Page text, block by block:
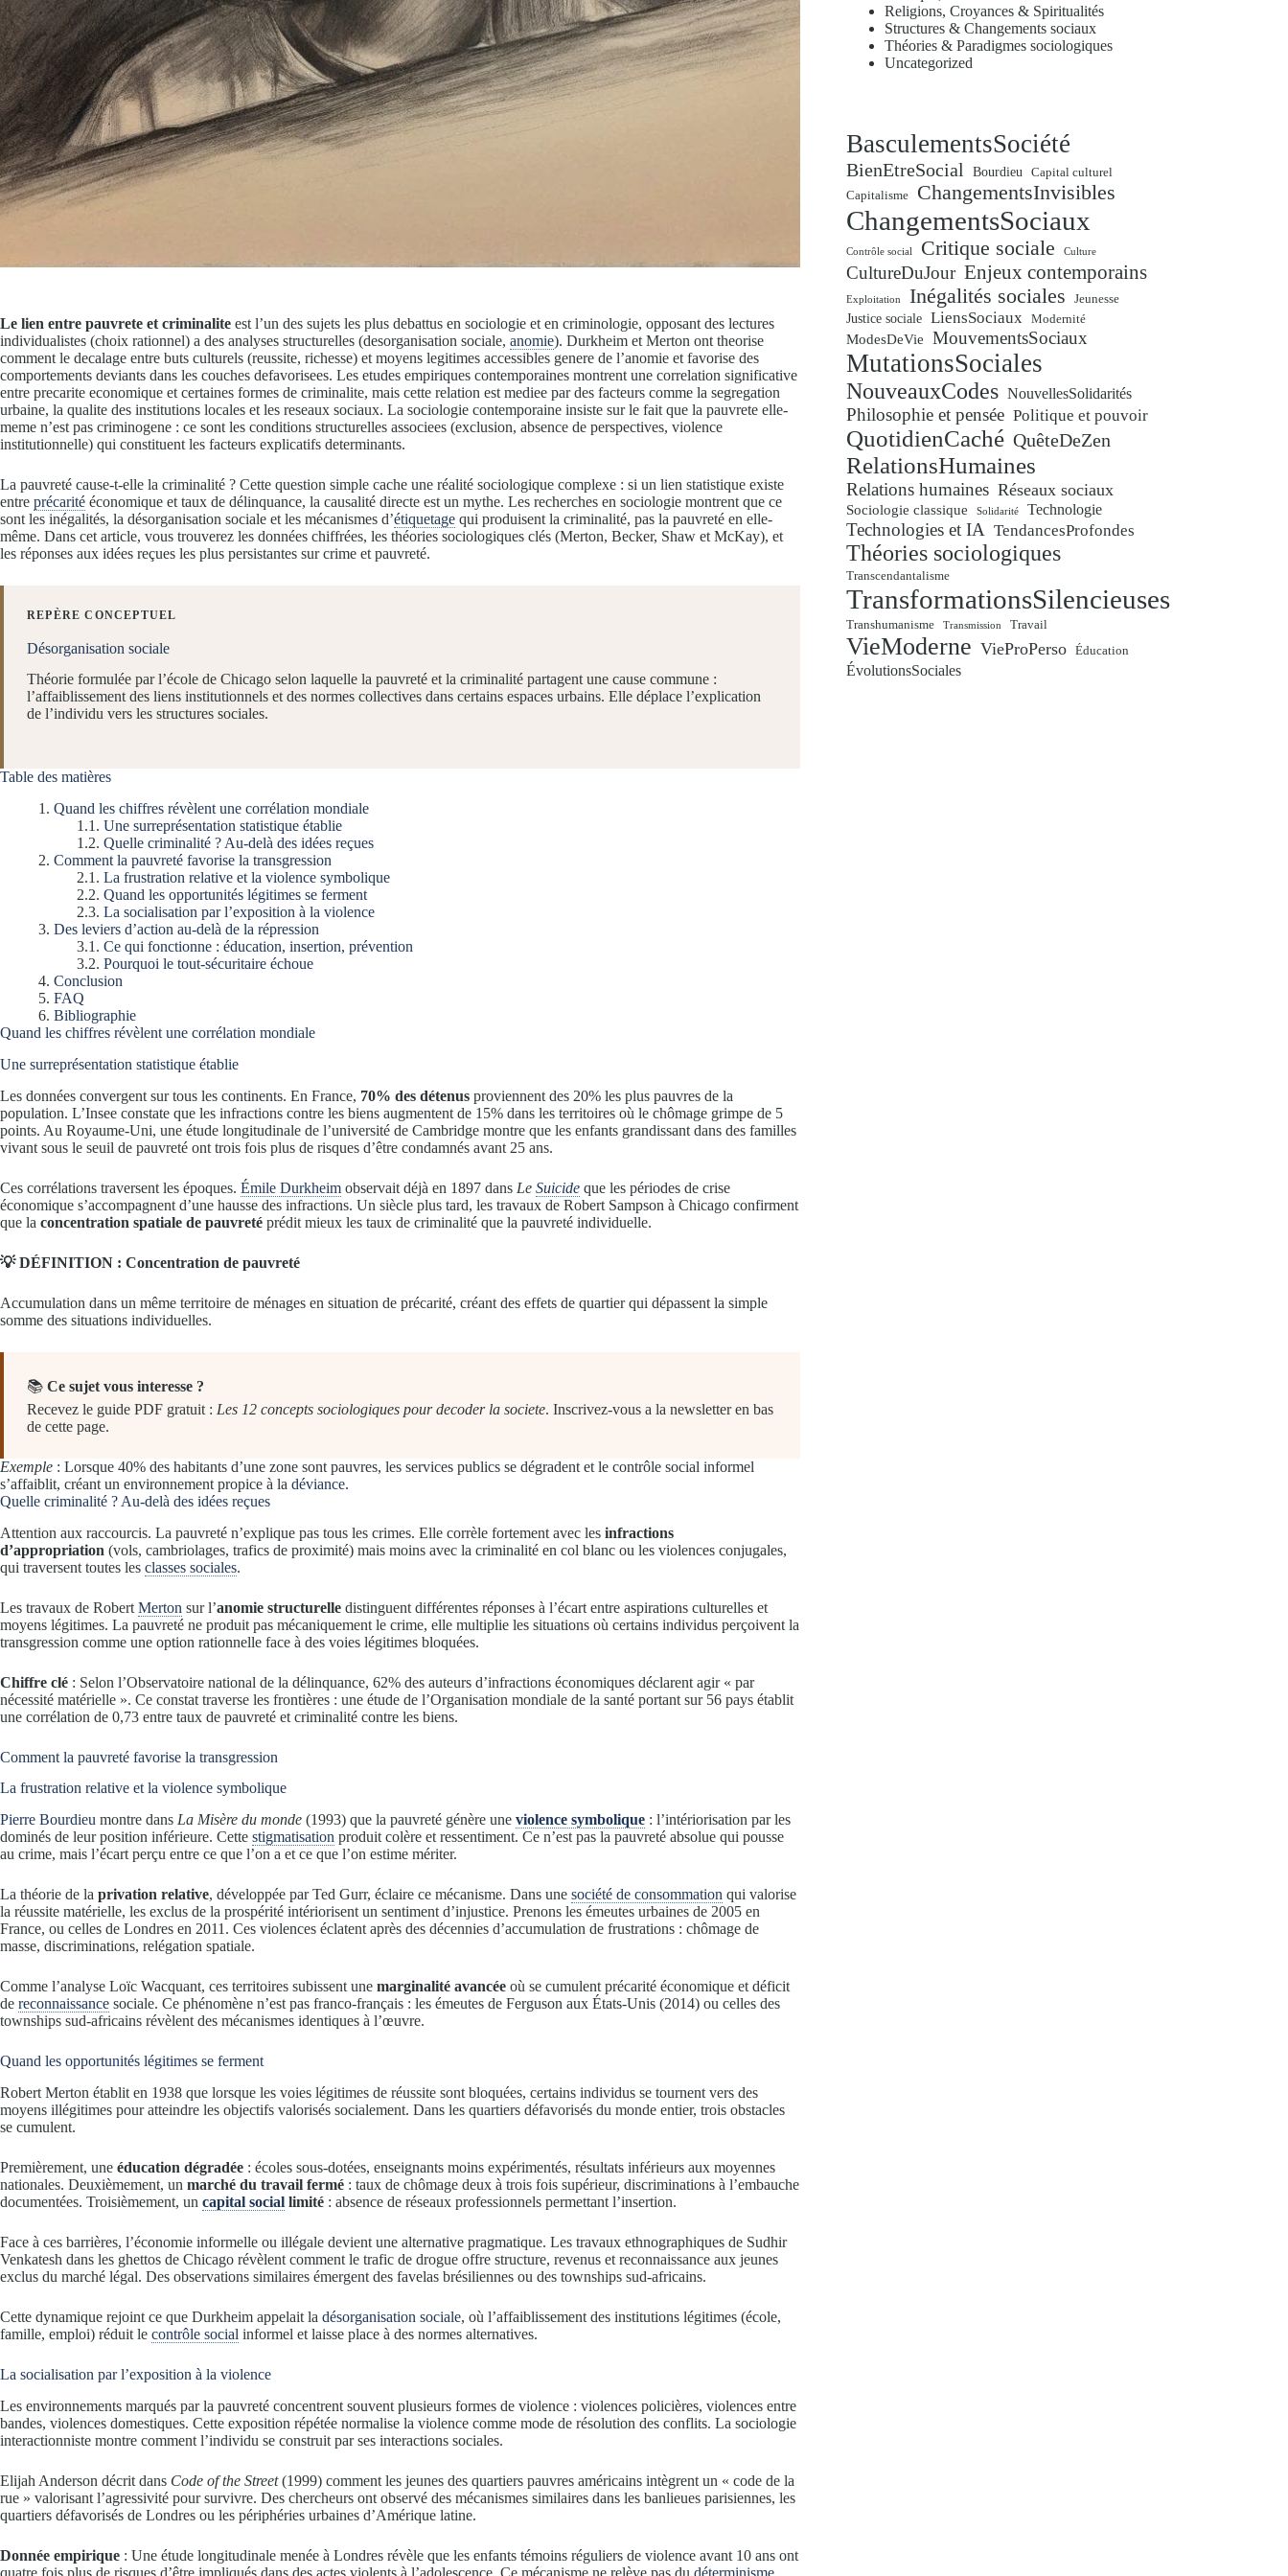
Le lien entre pauvrete et criminalite est l’un des sujets les plus debattus en sociologie et en criminologie, opposant des lectures
individualistes (choix rationnel) a des analyses structurelles (desorganisation sociale, anomie). Durkheim et Merton ont theorise
comment le decalage entre buts culturels (reussite, richesse) et moyens legitimes accessibles genere de l’anomie et favorise des
comportements deviants dans les couches defavorisees. Les etudes empiriques contemporaines montrent une correlation significative
entre precarite economique et certaines formes de criminalite, mais cette relation est mediee par des facteurs comme la segregation
urbaine, la qualite des institutions locales et les reseaux sociaux. La sociologie contemporaine insiste sur le fait que la pauvrete elle-
meme n’est pas criminogene : ce sont les conditions structurelles associees (exclusion, absence de perspectives, violence
institutionnelle) qui constituent les facteurs explicatifs determinants.
La pauvreté cause-t-elle la criminalité ? Cette question simple cache une réalité sociologique complexe : si un lien statistique existe
entre précarité économique et taux de délinquance, la causalité directe est un mythe. Les recherches en sociologie montrent que ce
sont les inégalités, la désorganisation sociale et les mécanismes d’étiquetage qui produisent la criminalité, pas la pauvreté en elle-
même. Dans cet article, vous trouverez les données chiffrées, les théories sociologiques clés (Merton, Becker, Shaw et McKay), et
les réponses aux idées reçues les plus persistantes sur crime et pauvreté.
REPÈRE CONCEPTUEL
Désorganisation sociale
Théorie formulée par l’école de Chicago selon laquelle la pauvreté et la criminalité partagent une cause commune :
l’affaiblissement des liens institutionnels et des normes collectives dans certains espaces urbains. Elle déplace l’explication
de l’individu vers les structures sociales.
Table des matières
Quand les chiffres révèlent une corrélation mondiale
Une surreprésentation statistique établie
Quelle criminalité ? Au-delà des idées reçues
Comment la pauvreté favorise la transgression
La frustration relative et la violence symbolique
Quand les opportunités légitimes se ferment
La socialisation par l’exposition à la violence
Des leviers d’action au-delà de la répression
Ce qui fonctionne : éducation, insertion, prévention
Pourquoi le tout-sécuritaire échoue
Conclusion
FAQ
Bibliographie
Quand les chiffres révèlent une corrélation mondiale
Une surreprésentation statistique établie
Les données convergent sur tous les continents. En France, 70% des détenus proviennent des 20% les plus pauvres de la
population. L’Insee constate que les infractions contre les biens augmentent de 15% dans les territoires où le chômage grimpe de 5
points. Au Royaume-Uni, une étude longitudinale de l’université de Cambridge montre que les enfants grandissant dans des familles
vivant sous le seuil de pauvreté ont trois fois plus de risques d’être condamnés avant 25 ans.
Ces corrélations traversent les époques. Émile Durkheim observait déjà en 1897 dans Le Suicide que les périodes de crise
économique s’accompagnent d’une hausse des infractions. Un siècle plus tard, les travaux de Robert Sampson à Chicago confirment
que la concentration spatiale de pauvreté prédit mieux les taux de criminalité que la pauvreté individuelle.
💡 DÉFINITION : Concentration de pauvreté
Accumulation dans un même territoire de ménages en situation de précarité, créant des effets de quartier qui dépassent la simple
somme des situations individuelles.
📚 Ce sujet vous interesse ?
Recevez le guide PDF gratuit : Les 12 concepts sociologiques pour decoder la societe. Inscrivez-vous a la newsletter en bas
de cette page.
Exemple : Lorsque 40% des habitants d’une zone sont pauvres, les services publics se dégradent et le contrôle social informel
s’affaiblit, créant un environnement propice à la déviance.
Quelle criminalité ? Au-delà des idées reçues
Attention aux raccourcis. La pauvreté n’explique pas tous les crimes. Elle corrèle fortement avec les infractions
d’appropriation (vols, cambriolages, trafics de proximité) mais moins avec la criminalité en col blanc ou les violences conjugales,
qui traversent toutes les classes sociales.
Les travaux de Robert Merton sur l’anomie structurelle distinguent différentes réponses à l’écart entre aspirations culturelles et
moyens légitimes. La pauvreté ne produit pas mécaniquement le crime, elle multiplie les situations où certains individus perçoivent la
transgression comme une option rationnelle face à des voies légitimes bloquées.
Chiffre clé : Selon l’Observatoire national de la délinquance, 62% des auteurs d’infractions économiques déclarent agir « par
nécessité matérielle ». Ce constat traverse les frontières : une étude de l’Organisation mondiale de la santé portant sur 56 pays établit
une corrélation de 0,73 entre taux de pauvreté et criminalité contre les biens.
Comment la pauvreté favorise la transgression
La frustration relative et la violence symbolique
Pierre Bourdieu montre dans La Misère du monde (1993) que la pauvreté génère une violence symbolique : l’intériorisation par les
dominés de leur position inférieure. Cette stigmatisation produit colère et ressentiment. Ce n’est pas la pauvreté absolue qui pousse
au crime, mais l’écart perçu entre ce que l’on a et ce que l’on estime mériter.
La théorie de la privation relative, développée par Ted Gurr, éclaire ce mécanisme. Dans une société de consommation qui valorise
la réussite matérielle, les exclus de la prospérité intériorisent un sentiment d’injustice. Prenons les émeutes urbaines de 2005 en
France, ou celles de Londres en 2011. Ces violences éclatent après des décennies d’accumulation de frustrations : chômage de
masse, discriminations, relégation spatiale.
Comme l’analyse Loïc Wacquant, ces territoires subissent une marginalité avancée où se cumulent précarité économique et déficit
de reconnaissance sociale. Ce phénomène n’est pas franco-français : les émeutes de Ferguson aux États-Unis (2014) ou celles des
townships sud-africains révèlent des mécanismes identiques à l’œuvre.
Quand les opportunités légitimes se ferment
Robert Merton établit en 1938 que lorsque les voies légitimes de réussite sont bloquées, certains individus se tournent vers des
moyens illégitimes pour atteindre les objectifs valorisés socialement. Dans les quartiers défavorisés du monde entier, trois obstacles
se cumulent.
Premièrement, une éducation dégradée : écoles sous-dotées, enseignants moins expérimentés, résultats inférieurs aux moyennes
nationales. Deuxièmement, un marché du travail fermé : taux de chômage deux à trois fois supérieur, discriminations à l’embauche
documentées. Troisièmement, un capital social limité : absence de réseaux professionnels permettant l’insertion.
Face à ces barrières, l’économie informelle ou illégale devient une alternative pragmatique. Les travaux ethnographiques de Sudhir
Venkatesh dans les ghettos de Chicago révèlent comment le trafic de drogue offre structure, revenus et reconnaissance aux jeunes
exclus du marché légal. Des observations similaires émergent des favelas brésiliennes ou des townships sud-africains.
Cette dynamique rejoint ce que Durkheim appelait la désorganisation sociale, où l’affaiblissement des institutions légitimes (école,
famille, emploi) réduit le contrôle social informel et laisse place à des normes alternatives.
La socialisation par l’exposition à la violence
Les environnements marqués par la pauvreté concentrent souvent plusieurs formes de violence : violences policières, violences entre
bandes, violences domestiques. Cette exposition répétée normalise la violence comme mode de résolution des conflits. La sociologie
interactionniste montre comment l’individu se construit par ses interactions sociales.
Elijah Anderson décrit dans Code of the Street(1999) comment les jeunes des quartiers pauvres américains intègrent un « code de la
rue » valorisant l’agressivité pour survivre. Des chercheurs ont observé des mécanismes similaires dans les banlieues parisiennes, les
quartiers défavorisés de Londres ou les périphéries urbaines d’Amérique latine.
Donnée empirique : Une étude longitudinale menée à Londres révèle que les enfants témoins réguliers de violence avant 10 ans ont
quatre fois plus de risques d’être impliqués dans des actes violents à l’adolescence. Ce mécanisme ne relève pas du déterminisme
Religions, Croyances & Spiritualités
Structures & Changements sociaux
Théories & Paradigmes sociologiques
Uncategorized
BasculementsSociété
BienEtreSocial Bourdieu
Capital culturel
Capitalisme
ChangementsInvisibles
ChangementsSociaux
Contrôle social Critique sociale Culture
CultureDuJour Enjeux contemporains
Exploitation Inégalités sociales Jeunesse
Justice sociale LiensSociaux Modernité
ModesDeVie MouvementsSociaux
MutationsSociales
NouveauxCodes NouvellesSolidarités
Philosophie et pensée Politique et pouvoir
QuotidienCaché QuêteDeZen
RelationsHumaines
Relations humaines Réseaux sociaux
Sociologie classique Solidarité Technologie
Technologies et IA TendancesProfondes
Théories sociologiques
Transcendantalisme
TransformationsSilencieuses
Transhumanisme Transmission Travail
VieModerne VieProPerso Éducation
ÉvolutionsSociales